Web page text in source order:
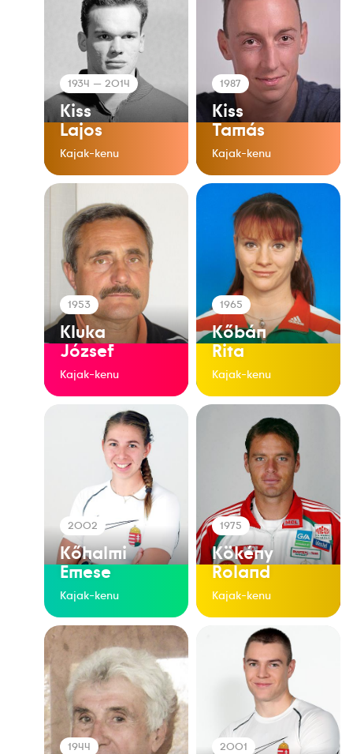
1934 — 2014
Kiss
Lajos
Kajak-kenu
1987
Kiss
Tamás
Kajak-kenu
1953
Kluka
József
Kajak-kenu
1965
Kőbán
Rita
Kajak-kenu
2002
Kőhalmi
Emese
Kajak-kenu
1975
Kökény
Roland
Kajak-kenu
1944 2001